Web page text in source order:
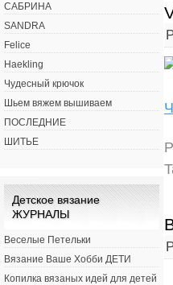
САБРИНА
SANDRA
Felice
Haekling
Чудесный крючок
Шьем вяжем вышиваем
ПОСЛЕДНИЕ
ШИТЬЕ
Детское вязание
ЖУРНАЛЫ
Веселые Петельки
Вязание Ваше Хобби ДЕТИ
Копилка вязаных идей для детей